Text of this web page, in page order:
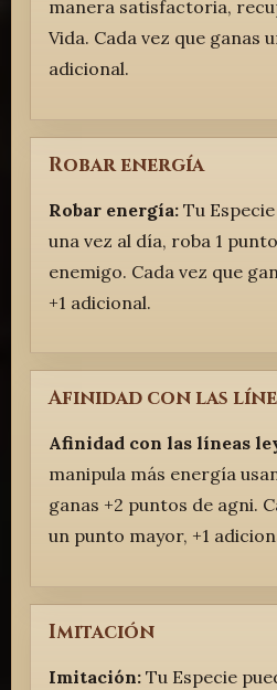
manera satisfactoria,
Vida. Cada vez que ganas
adicional.
Robar energía
Robar energía:Tu
una vez al día, roba 1
enemigo. Cada vez que
+1 adicional.
Afinidad con las
Afinidad con las líneas
manipula más energía
ganas +2 puntos de agni.
un punto mayor, +1
Imitación
Imitación:Tu Especie